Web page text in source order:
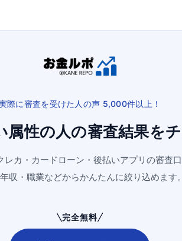
際に審査を受けた人の声 5,000件以上！
属性の人の審査結果を
レカ・カードローン・ 後払いアプリの審査口
収・職業などからかんたんに絞り込めます。
完全無料